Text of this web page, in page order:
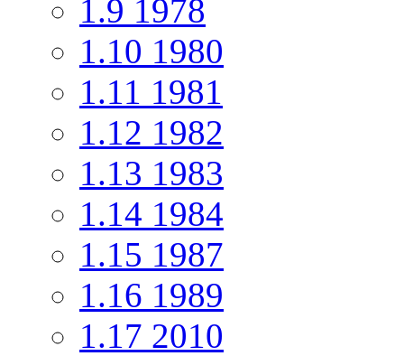
1.9 1978
1.10 1980
1.11 1981
1.12 1982
1.13 1983
1.14 1984
1.15 1987
1.16 1989
1.17 2010